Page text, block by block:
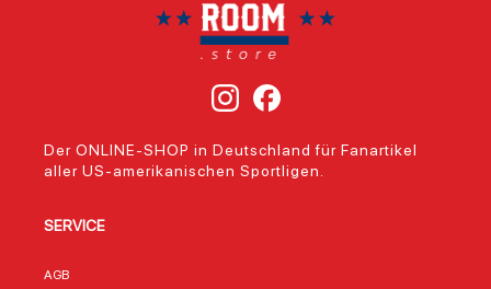
Der ONLINE-SHOP in Deutschland für Fanartikel
aller US-amerikanischen Sportligen.
SERVICE
AGB